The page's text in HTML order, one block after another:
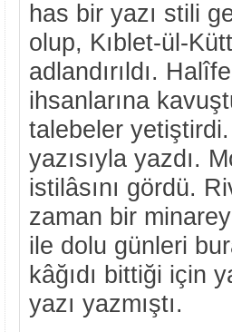
has bir yazı stili
olup, Kıblet-ül-
adlandırıldı.
ihsanlarına
talebeler
yazısıyla yazdı.
istilâsını gördü.
zaman bir
ile dolu günleri
kâğıdı bittiği için
yazı yazmıştı.